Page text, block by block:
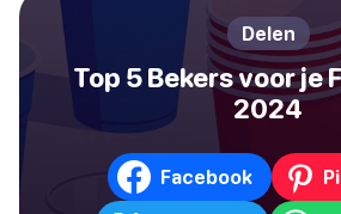
Delen
Top 5 Bekers voor je
2024
Facebook